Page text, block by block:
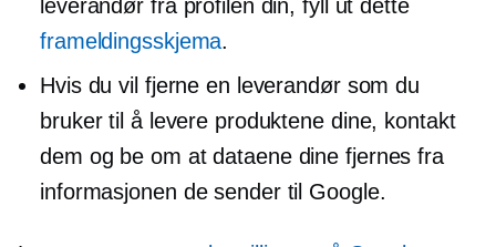
leverandør fra profilen din, fyll ut dette
frameldingsskjema.
Hvis du vil fjerne en leverandør som du
bruker til å levere produktene dine, kontakt
dem og be om at dataene dine fjernes fra
informasjonen de sender til Google.